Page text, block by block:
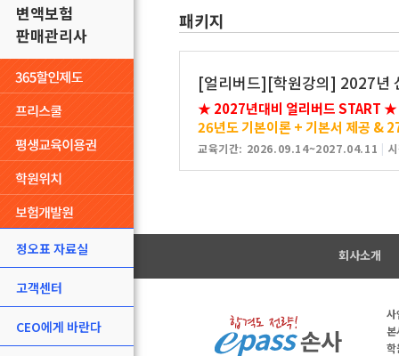
변액보험
판매관리사
정오표 자료실
고객센터
CEO에게 바란다
패키지
[얼리버드][학원강의] 2027년
★ 2027년대비 얼리버드 START ★
26년도 기본이론 + 기본서 제공 &
교육기간: 2026.09.14~2027.04.11 |
회사소개